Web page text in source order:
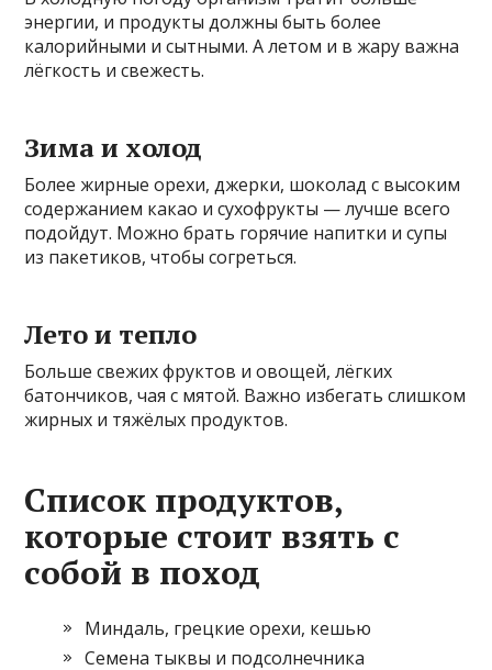
энергии, и продукты должны быть более
калорийными и сытными. А летом и в жару важна
лёгкость и свежесть.
Зима и холод
Более жирные орехи, джерки, шоколад с высоким
содержанием какао и сухофрукты — лучше всего
подойдут. Можно брать горячие напитки и супы
из пакетиков, чтобы согреться.
Лето и тепло
Больше свежих фруктов и овощей, лёгких
батончиков, чая с мятой. Важно избегать слишком
жирных и тяжёлых продуктов.
Список продуктов,
которые стоит взять с
собой в поход
Миндаль, грецкие орехи, кешью
Семена тыквы и подсолнечника